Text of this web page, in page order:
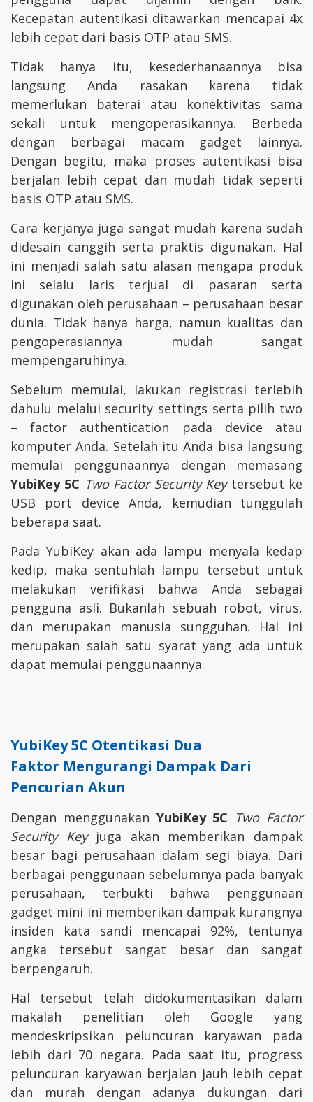
Kecepatan autentikasi ditawarkan mencapai 4x
lebih cepat dari basis OTP atau SMS.
Tidak hanya itu, kesederhanaannya bisa
langsung Anda rasakan karena tidak
memerlukan baterai atau konektivitas sama
sekali untuk mengoperasikannya. Berbeda
dengan berbagai macam gadget lainnya.
Dengan begitu, maka proses autentikasi bisa
berjalan lebih cepat dan mudah tidak seperti
basis OTP atau SMS.
Cara kerjanya juga sangat mudah karena sudah
didesain canggih serta praktis digunakan. Hal
ini menjadi salah satu alasan mengapa produk
ini selalu laris terjual di pasaran serta
digunakan oleh perusahaan – perusahaan besar
dunia. Tidak hanya harga, namun kualitas dan
pengoperasiannya mudah sangat
mempengaruhinya.
Sebelum memulai, lakukan registrasi terlebih
dahulu melalui security settings serta pilih two
– factor authentication pada device atau
komputer Anda. Setelah itu Anda bisa langsung
memulai penggunaannya dengan memasang
YubiKey 5C Two Factor Security Keytersebut ke
USB port device Anda, kemudian tunggulah
beberapa saat.
Pada YubiKey akan ada lampu menyala kedap
kedip, maka sentuhlah lampu tersebut untuk
melakukan verifikasi bahwa Anda sebagai
pengguna asli. Bukanlah sebuah robot, virus,
dan merupakan manusia sungguhan. Hal ini
merupakan salah satu syarat yang ada untuk
dapat memulai penggunaannya.
YubiKey 5C Otentikasi Dua
Faktor Mengurangi Dampak Dari
Pencurian Akun
Dengan menggunakan YubiKey 5C Two Factor
Security Key juga akan memberikan dampak
besar bagi perusahaan dalam segi biaya. Dari
berbagai penggunaan sebelumnya pada banyak
perusahaan, terbukti bahwa penggunaan
gadget mini ini memberikan dampak kurangnya
insiden kata sandi mencapai 92%, tentunya
angka tersebut sangat besar dan sangat
berpengaruh.
Hal tersebut telah didokumentasikan dalam
makalah penelitian oleh Google yang
mendeskripsikan peluncuran karyawan pada
lebih dari 70 negara. Pada saat itu, progress
peluncuran karyawan berjalan jauh lebih cepat
dan murah dengan adanya dukungan dari